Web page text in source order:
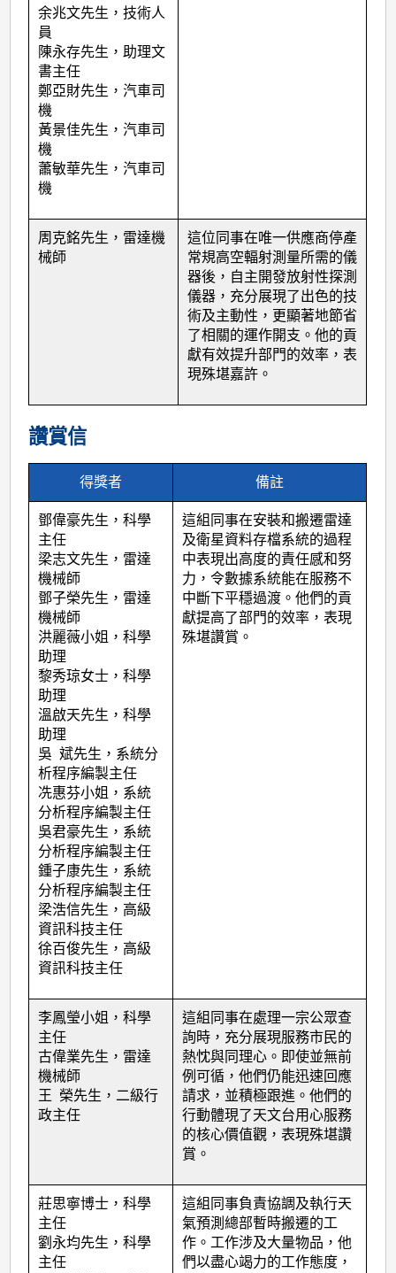
余兆文先生，技術人
員
陳永存先生，助理文
書主任
鄭亞財先生，汽車司
機
黃景佳先生，汽車司
機
蕭敏華先生，汽車司
機
周克銘先生，雷達機
械師
這位同事在唯一供應商停產
常規高空輻射測量所需的儀
器後，自主開發放射性探測
儀器，充分展現了出色的技
術及主動性，更顯著地節省
了相關的運作開支。他的貢
獻有效提升部門的效率，表
現殊堪嘉許。
讚賞信
得獎者 備註
鄧偉豪先生，科學
主任
梁志文先生，雷達
機械師
鄧子榮先生，雷達
機械師
洪麗薇小姐，科學
助理
黎秀琼女士，科學
助理
溫啟天先生，科學
助理
吳 斌先生，系統分
析程序編製主任
冼惠芬小姐，系統
分析程序編製主任
吳君豪先生，系統
分析程序編製主任
鍾子康先生，系統
分析程序編製主任
梁浩信先生，高級
資訊科技主任
徐百俊先生，高級
資訊科技主任
這組同事在安裝和搬遷雷達
及衛星資料存檔系統的過程
中表現出高度的責任感和努
力，令數據系統能在服務不
中斷下平穩過渡。他們的貢
獻提高了部門的效率，表現
殊堪讚賞。
李鳳瑩小姐，科學
主任
古偉業先生，雷達
機械師
王 榮先生，二級行
政主任
這組同事在處理一宗公眾查
詢時，充分展現服務市民的
熱忱與同理心。即使並無前
例可循，他們仍能迅速回應
請求，並積極跟進。他們的
行動體現了天文台用心服務
的核心價值觀，表現殊堪讚
賞。
莊思寧博士，科學
主任
劉永均先生，科學
主任
這組同事負責協調及執行天
氣預測總部暫時搬遷的工
作。工作涉及大量物品，他
們以盡心竭力的工作態度，